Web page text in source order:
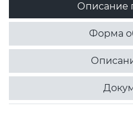
Описание
Форма